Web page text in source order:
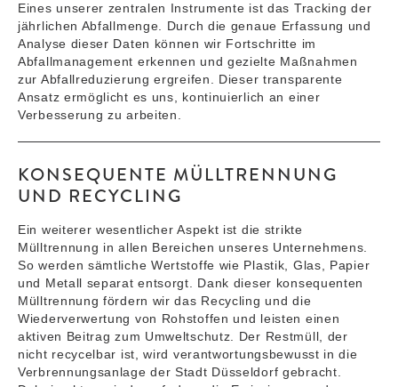
Eines unserer zentralen Instrumente ist das Tracking der
jährlichen Abfallmenge. Durch die genaue Erfassung und
Analyse dieser Daten können wir Fortschritte im
Abfallmanagement erkennen und gezielte Maßnahmen
zur Abfallreduzierung ergreifen. Dieser transparente
Ansatz ermöglicht es uns, kontinuierlich an einer
Verbesserung zu arbeiten.
KONSEQUENTE MÜLLTRENNUNG
UND RECYCLING
Ein weiterer wesentlicher Aspekt ist die strikte
Mülltrennung in allen Bereichen unseres Unternehmens.
So werden sämtliche Wertstoffe wie Plastik, Glas, Papier
und Metall separat entsorgt. Dank dieser konsequenten
Mülltrennung fördern wir das Recycling und die
Wiederverwertung von Rohstoffen und leisten einen
aktiven Beitrag zum Umweltschutz. Der Restmüll, der
nicht recycelbar ist, wird verantwortungsbewusst in die
Verbrennungsanlage der Stadt Düsseldorf gebracht.